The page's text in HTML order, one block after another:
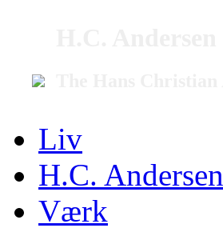
Liv
H.C.
Værk